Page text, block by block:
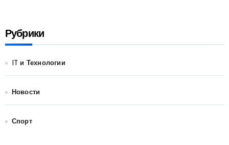
Рубрики
IT и Технологии
Новости
Спорт